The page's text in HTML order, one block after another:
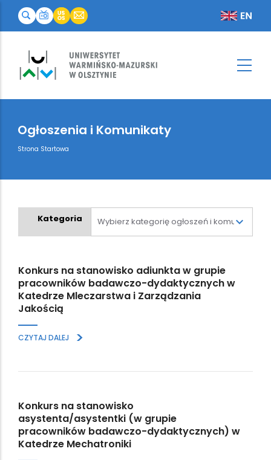
Ogłoszenia i Komunikaty
Breadcrumb
Strona Startowa
Kategoria
Konkurs na stanowisko adiunkta w grupie
pracowników badawczo-dydaktycznych w
Katedrze Mleczarstwa i Zarządzania
Jakością
CZYTAJ DALEJ >
Konkurs na stanowisko
asystenta/asystentki (w grupie
pracowników badawczo-dydaktycznych) w
Katedrze Mechatroniki